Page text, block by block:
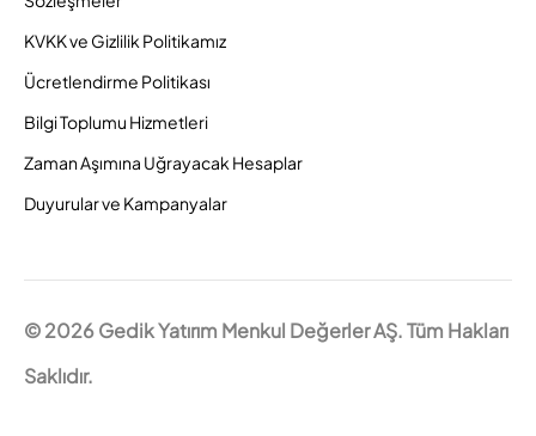
KVKK ve Gizlilik Politikamız
Ücretlendirme Politikası
Bilgi Toplumu Hizmetleri
Zaman Aşımına Uğrayacak Hesaplar
Duyurular ve Kampanyalar
© 2026 Gedik Yatırım Menkul Değerler AŞ. Tüm Hakları
Saklıdır.